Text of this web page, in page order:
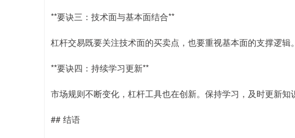
**要诀三：技术面与基本面结合**
杠杆交易既要关注技术面的买卖点，也要重视基本面的支撑逻辑。
**要诀四：持续学习更新**
市场规则不断变化，杠杆工具也在创新。保持学习，及时更新知
## 结语